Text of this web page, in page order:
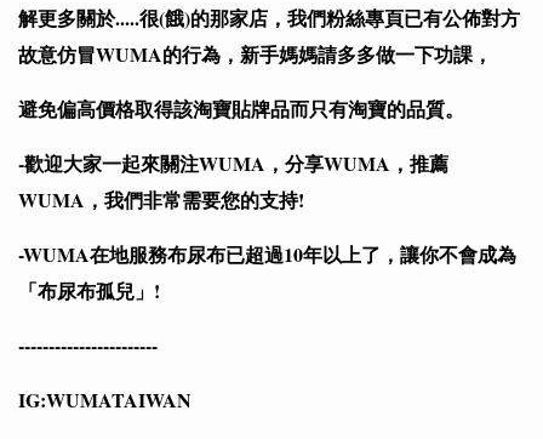
解更多關於.....很(餓)的那家店， 我們粉絲專頁已有公佈對方
故意仿冒WUMA的行為，新手媽媽請多多做一下功課，
避免偏高價格取得該淘寶貼牌品而只有淘寶的品質。
-歡迎大家一起來關注WUMA，分享WUMA，推薦
WUMA，我們非常需要您的支持!
-WUMA在地服務布尿布已超過10年以上了，讓你不會成為
「布尿布孤兒」!
-----------------------
IG:WUMATAIWAN